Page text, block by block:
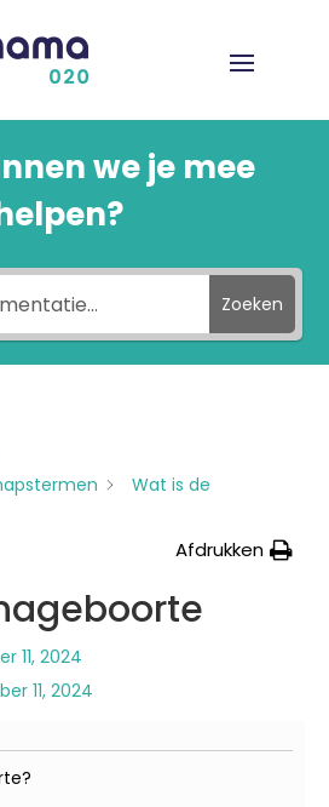
we je mee
Zoeken
Wat is de
Afdrukken
11, 2024
11, 2024